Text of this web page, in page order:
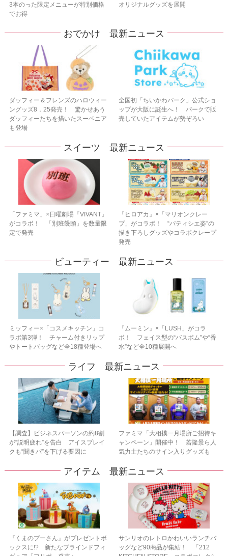
3本のった限定メニューが特別価格
でお得
オリジナルグッズを展開
おでかけ 最新ニュース
ダッフィー＆フレンズのハロウィー
ングッズ8．25発売！ 驚かせあう
ダッフィーたちを描いたスーベニア
も登場
全国初「ちいかわパーク」公式ショ
ップが大阪に誕生へ！ パークで販
売していたアイテムが勢ぞろい
スイーツ 最新ニュース
「ファミマ」×日曜劇場『VIVANT』
がコラボ！ 「別班饅頭」を数量限
定で発売
『ヒロアカ』×「マリオンクレー
プ」がコラボ！ “パティシエ姿”の
描き下ろしグッズやコラボクレープ
発売
ビューティー 最新ニュース
ミッフィー×「コスメキッチン」コ
ラボ第3弾！ チャーム付きリップ
やトートバッグなど全18種登場へ
『ムーミン』×「LUSH」がコラ
ボ！ フェイス型の“バスボム”や“香
水”など全10種展開へ
ライフ 最新ニュース
【調査】ビジネスパーソンの約8割
が“説明疲れ”を告白 アイスブレイ
クも“聞きパ”を下げる要因に
ファミマ「大相撲一月場所ご招待キ
ャンペーン」開催中！ 若隆景ら人
気力士たちのサイン入りグッズも
アイテム 最新ニュース
『くまのプーさん』がプレゼントボ
ックスに!? 新たなブラインドフィ
サンリオのレトロかわいいランチバ
ッグなど90商品が集結！ 「212